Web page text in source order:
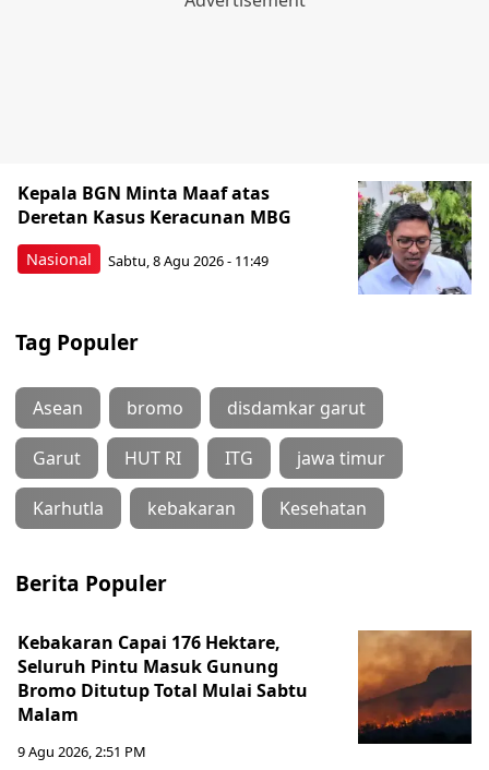
Nasional
Kepala BGN Minta Maaf atas
Deretan Kasus Keracunan MBG
Sabtu, 8 Agu 2026 - 11:49
Tag Populer
Asean bromo disdamkar garut
Garut HUT RI ITG jawa timur
Karhutla kebakaran Kesehatan
Berita Populer
Kebakaran Capai 176 Hektare,
Seluruh Pintu Masuk Gunung
Bromo Ditutup Total Mulai Sabtu
Malam
9 Agu 2026, 2:51 PM